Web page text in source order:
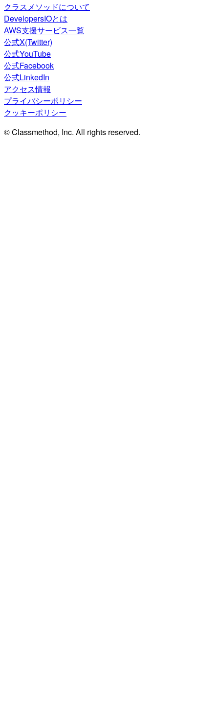
クラスメソッドについて
DevelopersIOとは
AWS支援サービス一覧
公式X(Twitter)
公式YouTube
公式Facebook
公式LinkedIn
アクセス情報
プライバシーポリシー
クッキーポリシー
© Classmethod, Inc. All rights reserved.